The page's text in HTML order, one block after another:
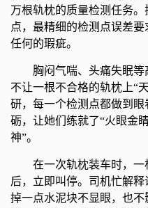
万根轨枕的质量检测任务
点，最精细的检测点误差
任何的瑕疵。
胸闷气喘、头痛失眠
不让一根不合格的轨枕上“
研，每一个检测点都做到
砺，让她们练就了“火眼金
神”。
在一次轨枕装车时，
后，立即叫停。司机忙解释
掉一点水泥块不显眼，也